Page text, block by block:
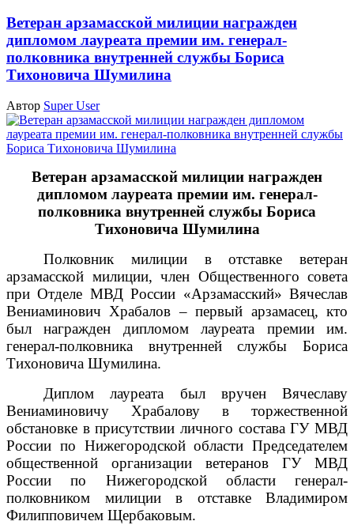
Ветеран арзамасской милиции награжден
дипломом лауреата премии им. генерал-
полковника внутренней службы Бориса
Тихоновича Шумилина
Автор Super User
Ветеран арзамасской милиции награжден
дипломом лауреата премии им. генерал-
полковника внутренней службы Бориса
Тихоновича Шумилина
Полковник милиции в отставке ветеран
арзамасской милиции, член Общественного совета
при Отделе МВД России «Арзамасский» Вячеслав
Вениаминович Храбалов – первый арзамасец, кто
был награжден дипломом лауреата премии им.
генерал-полковника внутренней службы Бориса
Тихоновича Шумилина.
Диплом лауреата был вручен Вячеславу
Вениаминовичу Храбалову в торжественной
обстановке в присутствии личного состава ГУ МВД
России по Нижегородской области Председателем
общественной организации ветеранов ГУ МВД
России по Нижегородской области генерал-
полковником милиции в отставке Владимиром
Филипповичем Щербаковым.